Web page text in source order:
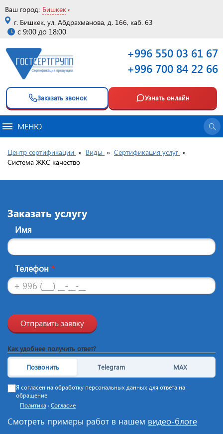
Ваш город: Бишкек
г. Бишкек, ул. Абдрахманова, д. 166, каб. 63
с 9:00 до 18:00
+996 550 03 61 67
+996 700 84 22 66
Заказать звонок Узнать онлайн
МЕНЮ
Центр сертификации » Виды » Сертификация услуг »
Система ЖКС качество
Заказать услугу
Имя
Телефон *
Отправить заявку
Как удобнее получить ответ?
Позвонить Telegram MAX
Я согласен на обработку персональных данных для ответа на
обращение
Политика · Согласие
Смотреть примеры работ в нашем видео-блоге